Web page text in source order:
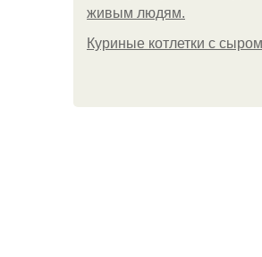
живым людям.
Куриные котлетки с